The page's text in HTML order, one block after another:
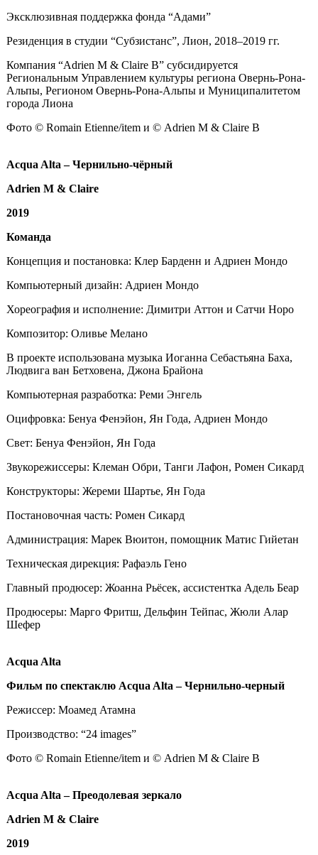
Эксклюзивная поддержка фонда “Адами”
Резиденция в студии “Субзистанс”, Лион, 2018–2019 гг.
Компания “Adrien M & Claire B” субсидируется
Региональным Управлением культуры региона Овернь-Рона-
Альпы, Регионом Овернь-Рона-Альпы и Муниципалитетом
города Лиона
Фото © Romain Etienne/item и © Adrien M & Claire B
Acqua Alta – Чернильно-чёрный
Adrien M & Claire
2019
Команда
Концепция и постановка: Клер Барденн и Адриен Мондо
Компьютерный дизайн: Адриен Мондо
Хореография и исполнение: Димитри Аттон и Сатчи Норо
Композитор: Оливье Мелано
В проекте использована музыка Иоганна Себастьяна Баха,
Людвига ван Бетховена, Джона Брайона
Компьютерная разработка: Реми Энгель
Оцифровка: Бенуа Фенэйон, Ян Года, Адриен Мондо
Свет: Бенуа Фенэйон, Ян Года
Звукорежиссеры: Клеман Обри, Танги Лафон, Ромен Сикард
Конструкторы: Жереми Шартье, Ян Года
Постановочная часть: Ромен Сикард
Администрация: Марек Вюитон, помощник Матис Гийетан
Техническая дирекция: Рафаэль Гено
Главный продюсер: Жоанна Рьёсек, ассистентка Адель Беар
Продюсеры: Марго Фритш, Дельфин Тейпас, Жюли Алар
Шефер
Acqua Alta
Фильм по спектаклю Acqua Alta – Чернильно-черный
Режиссер: Моамед Атамна
Производство: “24 images”
Фото © Romain Etienne/item и © Adrien M & Claire B
Acqua Alta – Преодолевая зеркало
Adrien M & Claire
2019